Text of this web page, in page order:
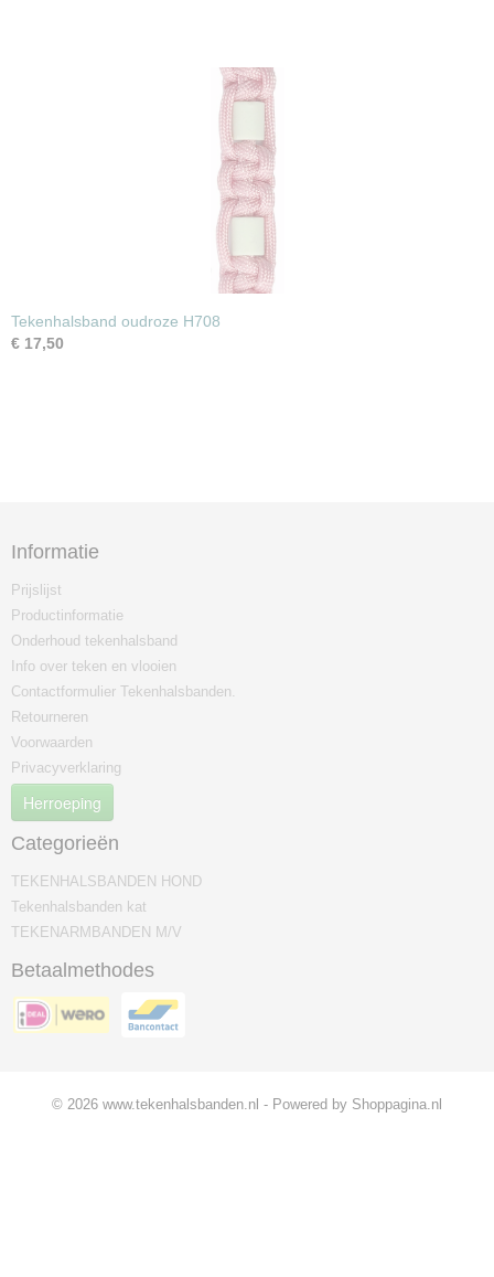
Tekenhalsband oudroze H708
€ 17,50
Informatie
Prijslijst
Productinformatie
Onderhoud tekenhalsband
Info over teken en vlooien
Contactformulier Tekenhalsbanden.
Retourneren
Voorwaarden
Privacyverklaring
Herroeping
Categorieën
TEKENHALSBANDEN HOND
Tekenhalsbanden kat
TEKENARMBANDEN M/V
Betaalmethodes
© 2026 www.tekenhalsbanden.nl - Powered by Shoppagina.nl